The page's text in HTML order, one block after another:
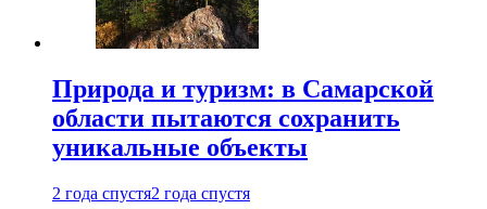
Природа и туризм: в Самарской
области пытаются сохранить
уникальные объекты
2 года спустя2 года спустя